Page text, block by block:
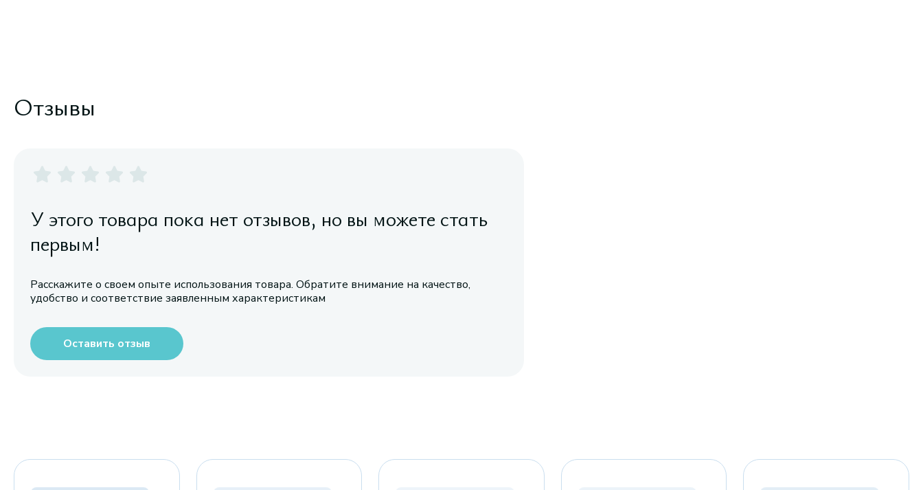
Отзывы
У этого товара пока нет отзывов, но вы можете стать
первым!
Расскажите о своем опыте использования товара. Обратите внимание на качество,
удобство и соответствие заявленным характеристикам
Оставить отзыв